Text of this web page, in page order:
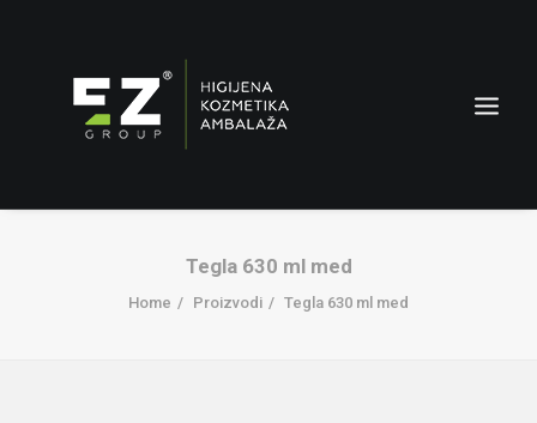
Tegla 630 ml med
Home Proizvodi Tegla 630 ml med